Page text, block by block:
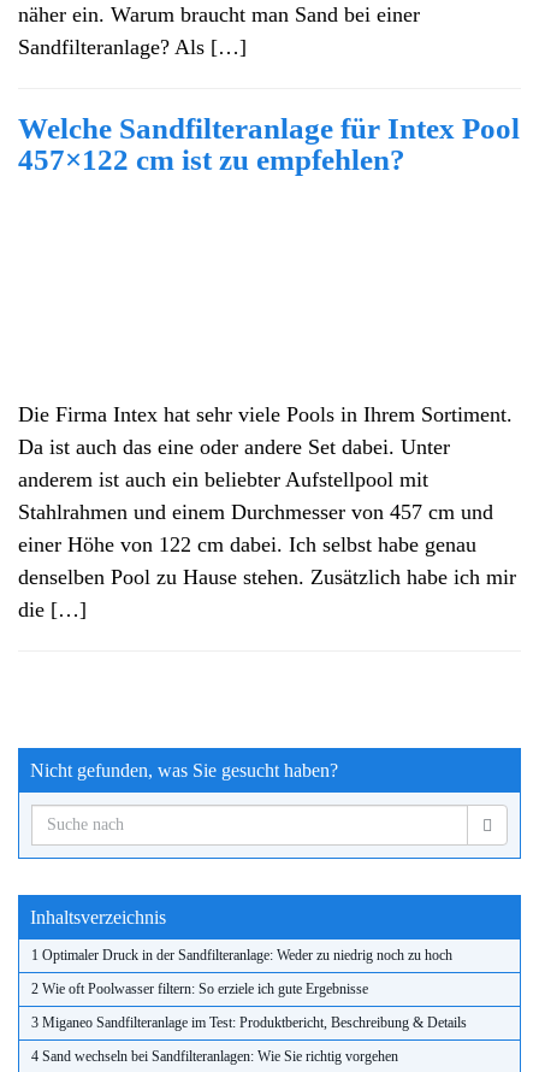
näher ein. Warum braucht man Sand bei einer
Sandfilteranlage? Als […]
Welche Sandfilteranlage für Intex Pool
457×122 cm ist zu empfehlen?
Die Firma Intex hat sehr viele Pools in Ihrem Sortiment.
Da ist auch das eine oder andere Set dabei. Unter
anderem ist auch ein beliebter Aufstellpool mit
Stahlrahmen und einem Durchmesser von 457 cm und
einer Höhe von 122 cm dabei. Ich selbst habe genau
denselben Pool zu Hause stehen. Zusätzlich habe ich mir
die […]
Nicht gefunden, was Sie gesucht haben?
Inhaltsverzeichnis
1 Optimaler Druck in der Sandfilteranlage: Weder zu niedrig noch zu hoch
2 Wie oft Poolwasser filtern: So erziele ich gute Ergebnisse
3 Miganeo Sandfilteranlage im Test: Produktbericht, Beschreibung & Details
4 Sand wechseln bei Sandfilteranlagen: Wie Sie richtig vorgehen